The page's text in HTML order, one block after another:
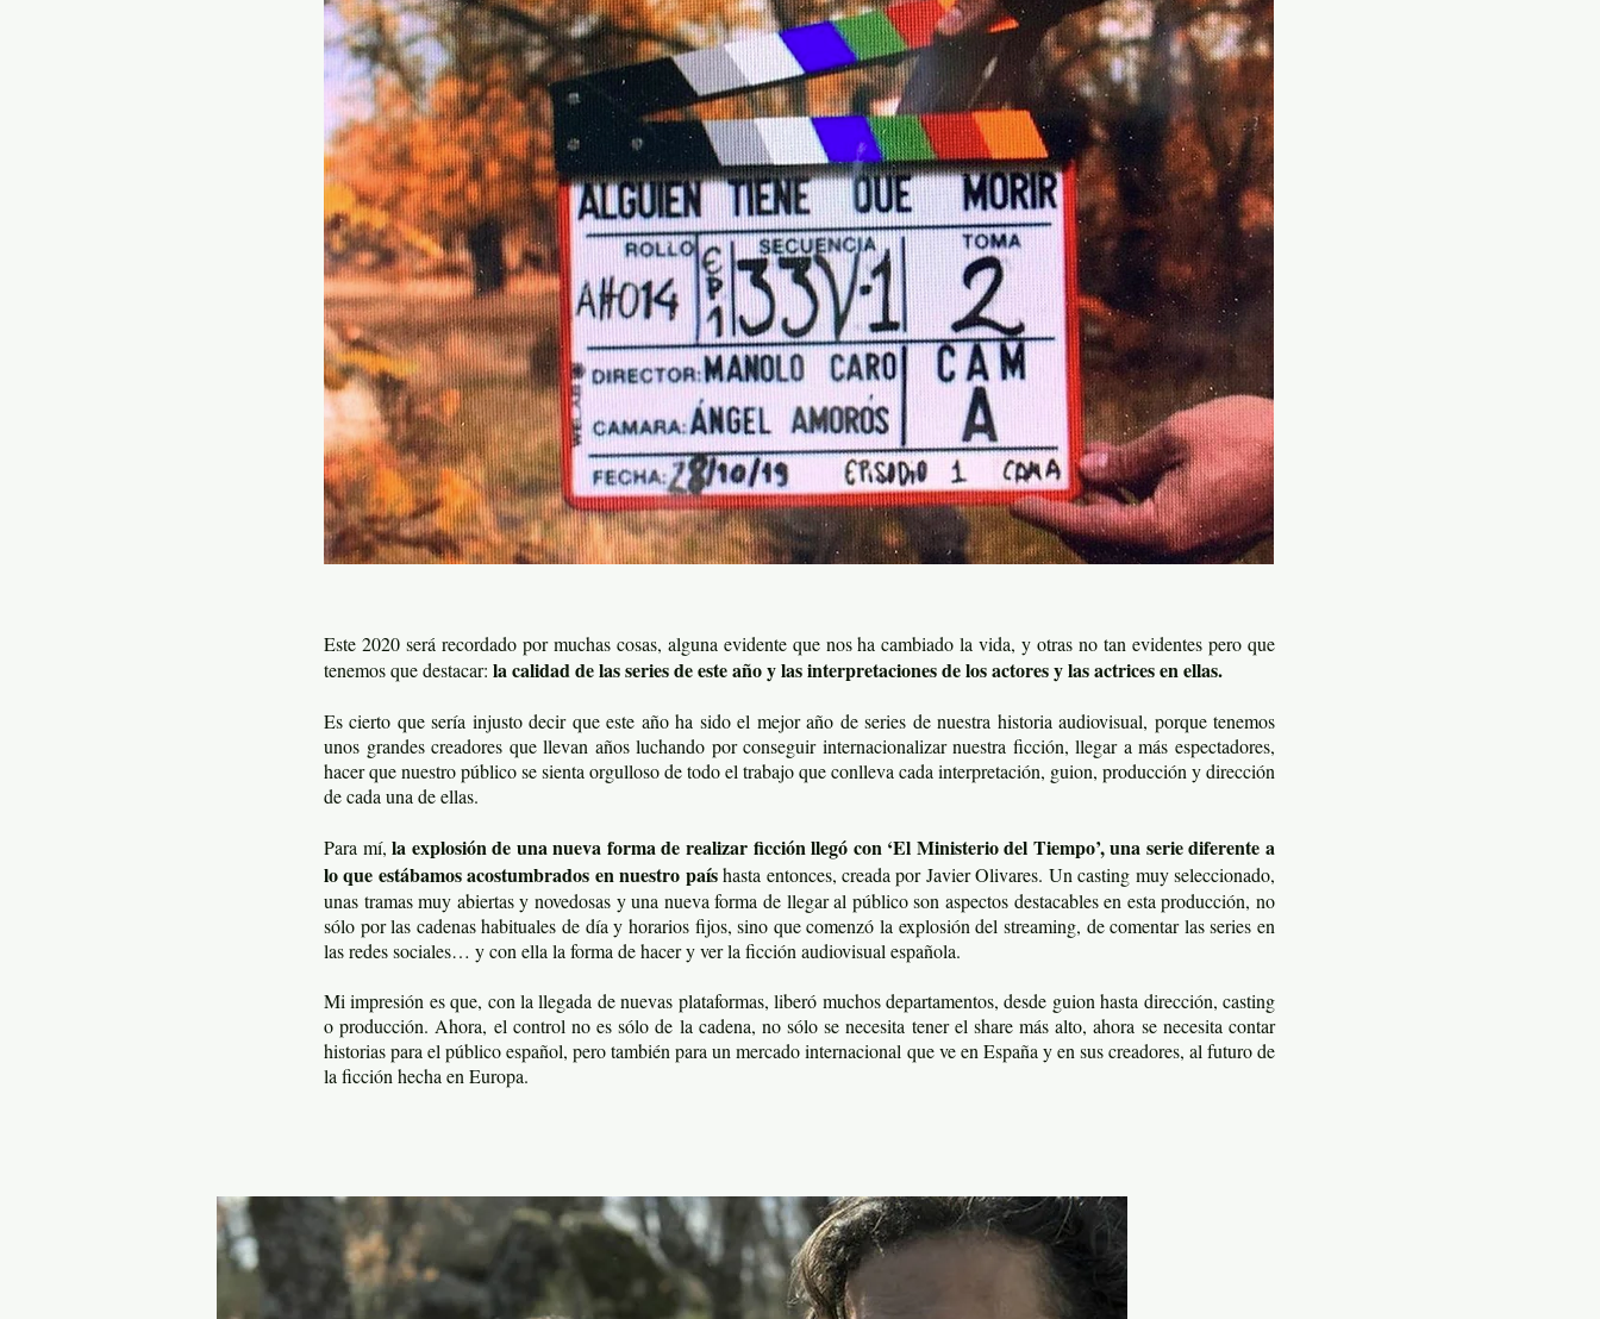
Este 2020 será recordado por muchas cosas, alguna evidente que nos ha cambiado la vida, y otras no tan evidentes pero que
tenemos que destacar: la calidad de las series de este año y las interpretaciones de los actores y las actrices en ellas.
Es cierto que sería injusto decir que este año ha sido el mejor año de series de nuestra historia audiovisual, porque tenemos
unos grandes creadores que llevan años luchando por conseguir internacionalizar nuestra ficción, llegar a más espectadores,
hacer que nuestro público se sienta orgulloso de todo el trabajo que conlleva cada interpretación, guion, producción y dirección
de cada una de ellas.
Para mí,la explosión de una nueva forma de realizar ficción llegó con ‘El Ministerio del Tiempo’, una serie diferente a
lo que estábamos acostumbrados en nuestro paíshasta entonces, creada por Javier Olivares. Un casting muy seleccionado,
unas tramas muy abiertas y novedosas y una nueva forma de llegar al público son aspectos destacables en esta producción, no
sólo por las cadenas habituales de día y horarios fijos, sino que comenzó la explosión del streaming, de comentar las series en
las redes sociales… y con ella la forma de hacer y ver la ficción audiovisual española.
Mi impresión es que, con la llegada de nuevas plataformas, liberó muchos departamentos, desde guion hasta dirección, casting
o producción. Ahora, el control no es sólo de la cadena, no sólo se necesita tener el share más alto, ahora se necesita contar
historias para el público español, pero también para un mercado internacional que ve en España y en sus creadores, al futuro de
la ficción hecha en Europa.